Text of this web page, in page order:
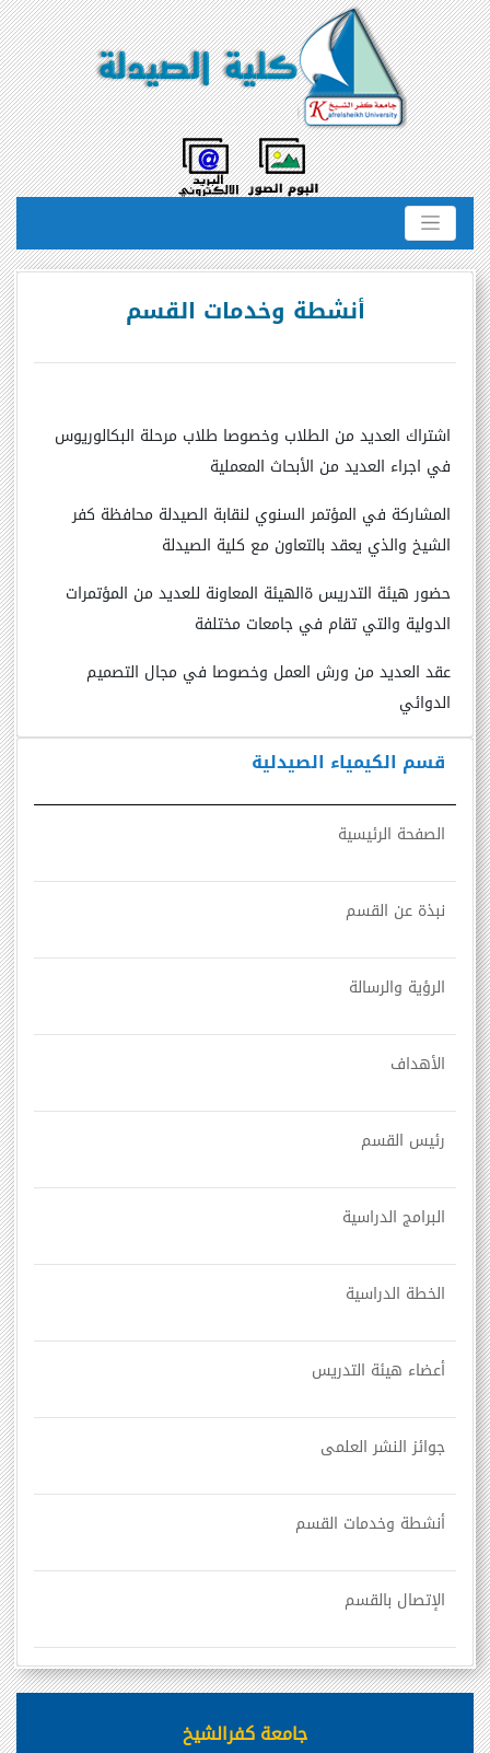
قسم الكيمياء الصيدلية
الصفحة الرئيسية
نبذة عن القسم
الرؤية والرسالة
الأهداف
رئيس القسم
البرامج الدراسية
الخطة الدراسية
أعضاء هيئة التدريس
جوائز النشر العلمى
أنشطة وخدمات القسم
الإتصال بالقسم
أنشطة وخدمات القسم
اشتراك العديد من الطلاب وخصوصا طلاب مرحلة البكالوريوس
في اجراء العديد من الأبحاث المعملية
المشاركة في المؤتمر السنوي لنقابة الصيدلة محافظة كفر
الشيخ والذي يعقد بالتعاون مع كلية الصيدلة
حضور هيئة التدريس ةالهيئة المعاونة للعديد من المؤتمرات
الدولية والتي تقام في جامعات مختلفة
عقد العديد من ورش العمل وخصوصا في مجال التصميم
الدوائي
جامعة كفرالشيخ